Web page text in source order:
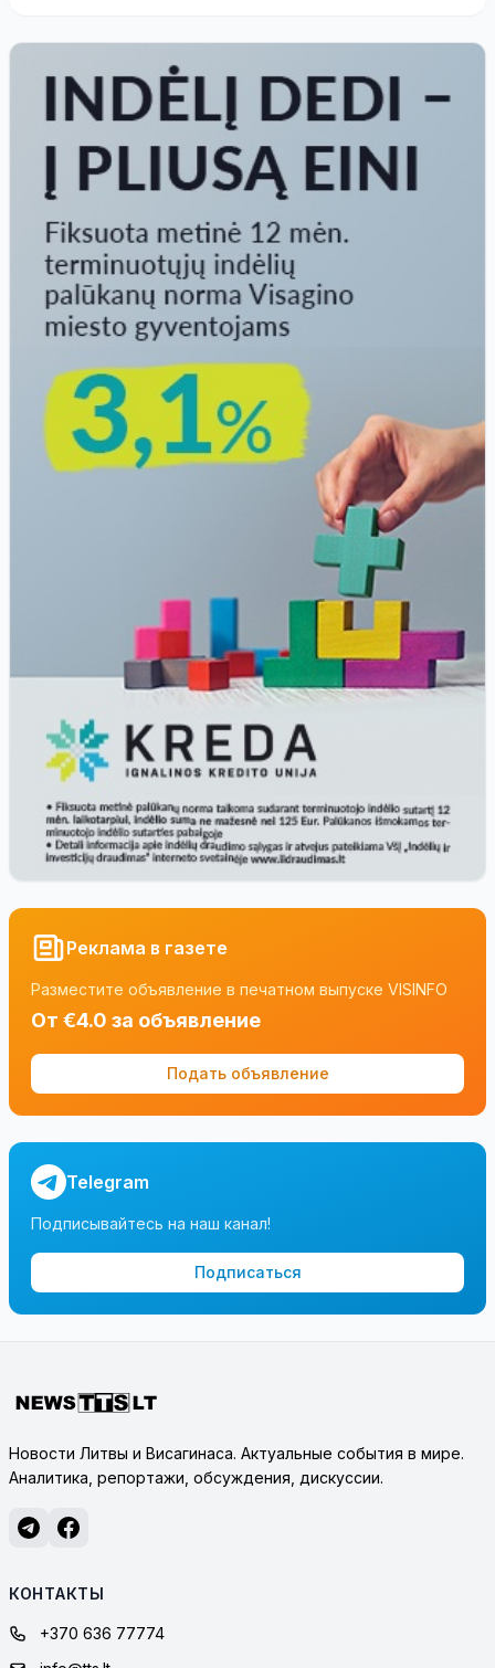
Реклама в газете
Разместите объявление в печатном выпуске VISINFO
От €4.0 за объявление
Подать объявление
Telegram
Подписывайтесь на наш канал!
Подписаться
Новости Литвы и Висагинаса. Актуальные события в мире.
Аналитика, репортажи, обсуждения, дискуссии.
КОНТАКТЫ
+370 636 77774